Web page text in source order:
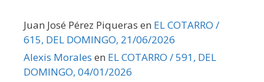
Juan José Pérez Piqueras en EL COTARRO /
615, DEL DOMINGO, 21/06/2026
Alexis Morales en EL COTARRO / 591, DEL
DOMINGO, 04/01/2026